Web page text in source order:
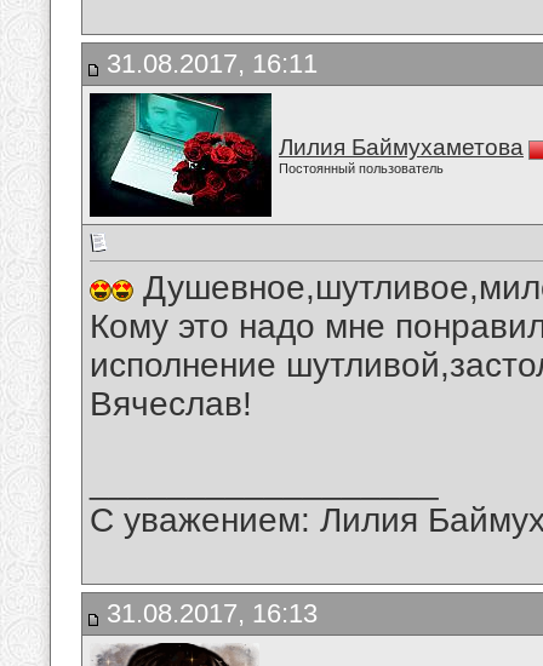
31.08.2017, 16:11
Лилия Баймухаметова
Постоянный пользователь
Кому это надо мне
исполнение
Вячеслав!
С уважением: Лилия
31.08.2017, 16:13